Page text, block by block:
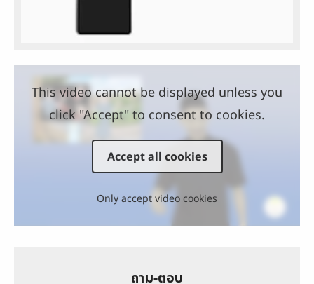
This video cannot be displayed unless you
click "Accept" to consent to cookies.
Accept all cookies
Only accept video cookies
ถาม-ตอบ